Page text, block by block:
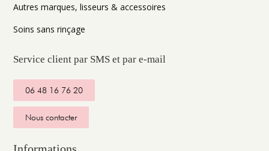
Autres marques, lisseurs & accessoires
Soins sans rinçage
Service client par SMS et par e-mail
06 48 16 76 20
Nous contacter